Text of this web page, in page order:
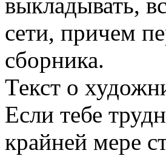
выкладывать,
сети, причем
сборника.
Текст о
Если тебе
крайней мере